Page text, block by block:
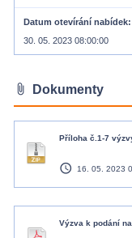
Datum otevírání nabídek
30. 05. 2023 08:00:00
attach_file Dokumenty
Příloha č.1-7
access_time 16. 05. 2023
Výzva k podání